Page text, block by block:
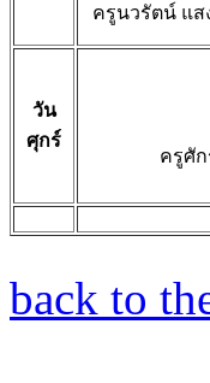
ครูนวรัตน์ แส
วัน
ศุกร์
ครูศั
back to